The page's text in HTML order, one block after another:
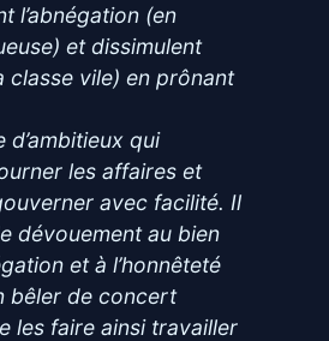
l’abnégation (en
et dissimulent
classe vile) en prônant
qui
les affaires et
avec facilité. Il
dévouement au bien
et à l’honnêteté
bêler de concert
les faire ainsi travailler